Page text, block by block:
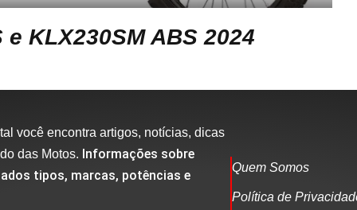
KLX230SM ABS 2024
você encontra artigos, notícias, dicas
das Motos. Informações sobre
tipos, marcas, potências e
Quem Somos
Política de